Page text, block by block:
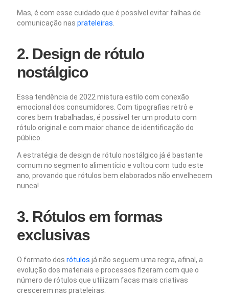
Mas, é com esse cuidado que é possível evitar falhas de
comunicação nas prateleiras
2. Design de rótulo
nostálgico
Essa tendência de 2022 mistura estilo com conexão
emocional dos consumidores. Com tipografias retrô e
cores bem trabalhadas, é possível ter um produto com
rótulo original e com maior chance de identificação do
público.
A estratégia de design de rótulo nostálgico já é bastante
comum no segmento alimentício e voltou com tudo este
ano, provando que rótulos bem elaborados não envelhecem
nunca!
3. Rótulos em formas
exclusivas
O formato dos rótulos já não seguem uma regra, afinal, a
evolução dos materiais e processos fizeram com que o
número de rótulos que utilizam facas mais criativas
crescerem nas prateleiras.